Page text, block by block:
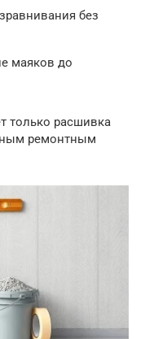
без
маяков до
только расшивка
ремонтным